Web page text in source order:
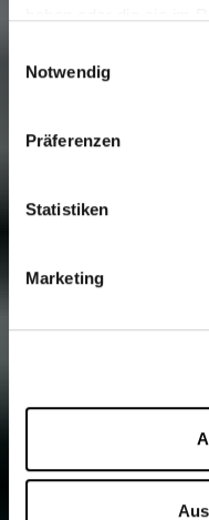
Weitere Informationen
Notwendig
Präferenzen
Statistiken
Marketing